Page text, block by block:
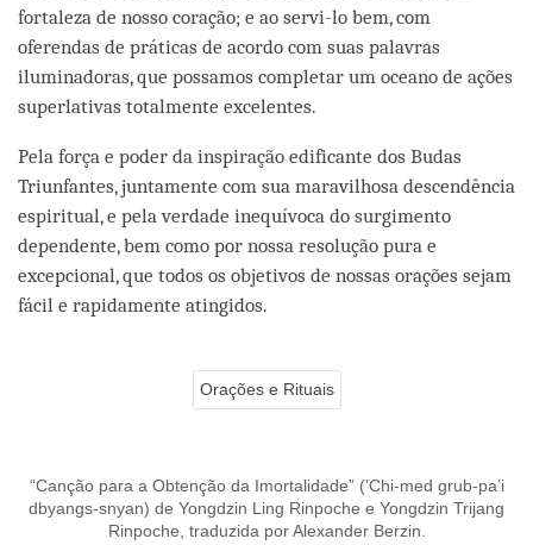
fortaleza de nosso coração; e ao servi-lo bem, com
oferendas de práticas de acordo com suas palavras
iluminadoras, que possamos completar um oceano de ações
superlativas totalmente excelentes.
Pela força e poder da inspiração edificante dos Budas
Triunfantes, juntamente com sua maravilhosa descendência
espiritual, e pela verdade inequívoca do surgimento
dependente, bem como por nossa resolução pura e
excepcional, que todos os objetivos de nossas orações sejam
fácil e rapidamente atingidos.
Orações e Rituais
“Canção para a Obtenção da Imortalidade” (’Chi-med grub-pa’i
dbyangs-snyan) de Yongdzin Ling Rinpoche e Yongdzin Trijang
Rinpoche, traduzida por Alexander Berzin.